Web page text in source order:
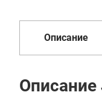
Описание
Описание